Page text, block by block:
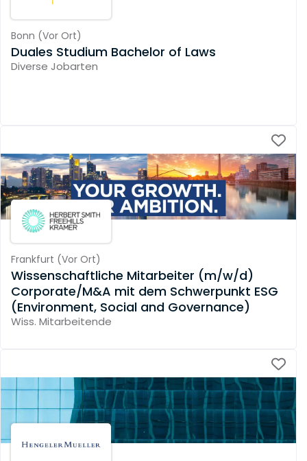
Bonn (Vor Ort)
Duales Studium Bachelor of Laws
Diverse Jobarten
Frankfurt (Vor Ort)
Wissenschaftliche Mitarbeiter (m/w/d)
Corporate/M&A mit dem Schwerpunkt ESG
(Environment, Social and Governance)
Wiss. Mitarbeitende